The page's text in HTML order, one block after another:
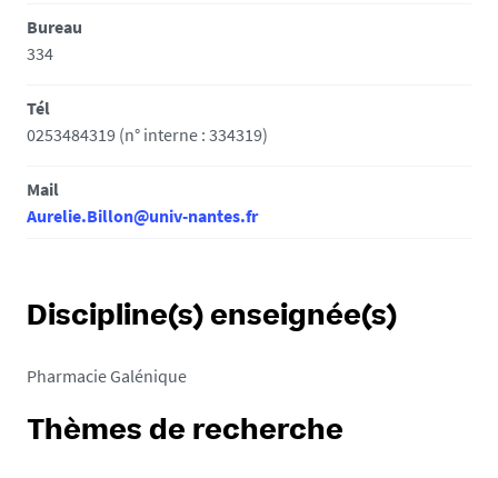
Bureau
334
Tél
0253484319 (n° interne : 334319)
Mail
Aurelie.Billon@univ-nantes.fr
Discipline(s) enseignée(s)
Pharmacie Galénique
Thèmes de recherche